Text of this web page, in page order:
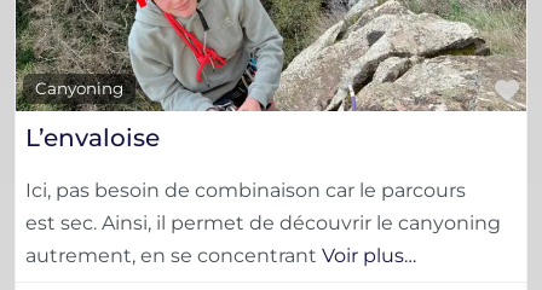
Canyoning
L’envaloise
Ici, pas besoin de combinaison car le parcours
est sec. Ainsi, il permet de découvrir le canyoning
autrement, en se concentrant Voir plus…